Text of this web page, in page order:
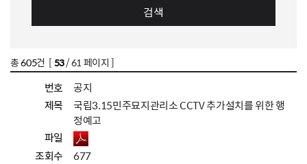
검색
총605건 [53/ 61 페이지 ]
번호
공지
제목
국립3.15민주묘지관리소 CCTV 추가설치를 위한 행
정예고
파일
조회수
677